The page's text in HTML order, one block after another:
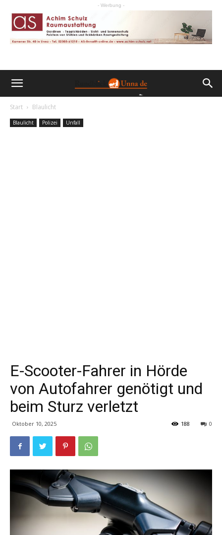
- Werbung -
Start Blaulicht
Blaulicht Polizei Unfall
E-Scooter-Fahrer in Hörde
von Autofahrer genötigt und
beim Sturz verletzt
Oktober 10, 2025 0
188